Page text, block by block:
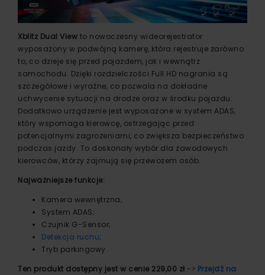
Xblitz Dual View to nowoczesny wideorejestrator
wyposażony w podwójną kamerę, która rejestruje zarówno
to, co dzieje się przed pojazdem, jak i wewnątrz
samochodu. Dzięki rozdzielczości Full HD nagrania są
szczegółowe i wyraźne, co pozwala na dokładne
uchwycenie sytuacji na drodze oraz w środku pojazdu.
Dodatkowo urządzenie jest wyposażone w system ADAS,
który wspomaga kierowcę, ostrzegając przed
potencjalnymi zagrożeniami, co zwiększa bezpieczeństwo
podczas jazdy. To doskonały wybór dla zawodowych
kierowców, którzy zajmują się przewozem osób.
Najważniejsze funkcje:
Kamera wewnętrzna;
System ADAS;
Czujnik G-Sensor;
Detekcja ruchu;
Tryb parkingowy.
Ten produkt dostępny jest w cenie 229,00 zł -> Przejdź na